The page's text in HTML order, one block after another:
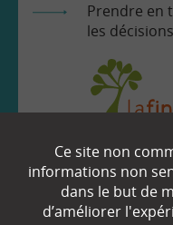
Prendre en
les
Ce site non
informations non
dans le but de
d’améliorer